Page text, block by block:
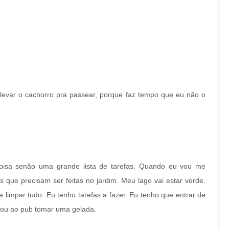
o cachorro pra passear, porque faz tempo que eu não o
senão uma grande lista de tarefas. Quando eu vou me
precisam ser feitas no jardim. Meu lago vai estar verde.
tudo. Eu tenho tarefas a fazer. Eu tenho que entrar de
ao pub tomar uma gelada.